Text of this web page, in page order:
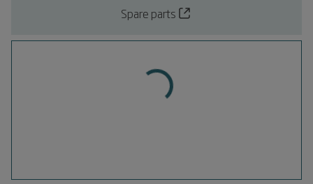
Spare parts